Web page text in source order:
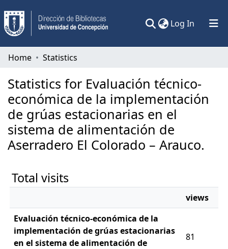
Log In (current)
Communities & Collections
All of DSpace
Home Statistics
Statistics for Evaluación técnico-
económica de la implementación
de grúas estacionarias en el
sistema de alimentación de
Aserradero El Colorado – Arauco.
Total visits
views
Evaluación técnico-económica de la
implementación de grúas estacionarias
en el sistema de alimentación de
81